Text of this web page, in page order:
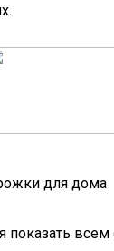
для дома
показать